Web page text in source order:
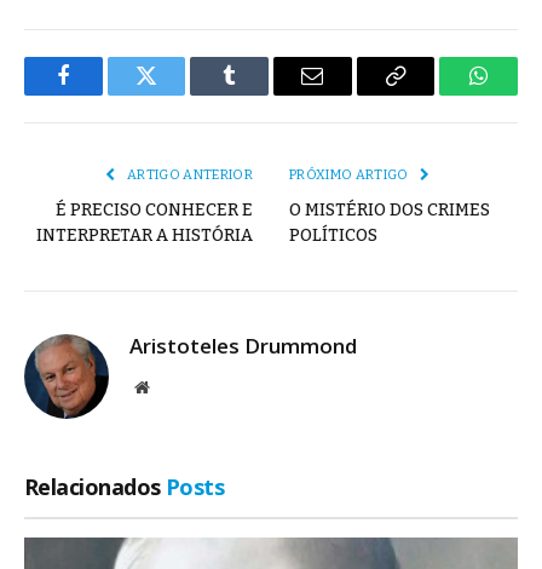
FacebookTwitter Tumblr
E-
Copiar
ARTIGO ANTERIOR
É PRECISO CONHECER E
INTERPRETAR A HISTÓRIA
PRÓXIMO ARTIGO
O MISTÉRIO DOS CRIMES
POLÍTICOS
Aristoteles Drummond
Site
Relacionados Posts